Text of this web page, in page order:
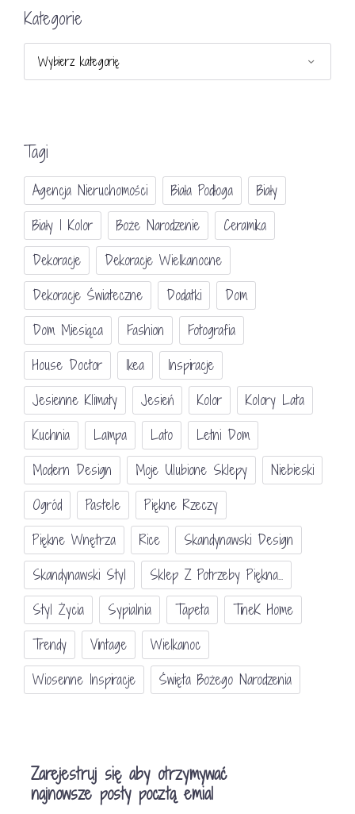
Kategorie
Tagi
Agencja Nieruchomości Biała Podłoga
Biały
Biały I Kolor
Boże Narodzenie
Ceramika
Dekoracje
Dekoracje Wielkanocne
Dekoracje Świateczne
Dodatki
Dom
Dom Miesiąca
Fashion
Fotografia
House Doctor
Ikea
Inspiracje
Jesienne Klimaty
Jesień Kolor
Kolory Lata
Kuchnia
Lampa Lato
Letni Dom
Modern Design
Moje Ulubione Sklepy
Niebieski
Ogród
Pastele
Piękne Rzeczy
Piękne Wnętrza
Rice
Skandynawski Design
Skandynawski Styl
Sklep Z Potrzeby Piękna...
Styl Życia
Sypialnia Tapeta
TineK Home
Trendy
Vintage
Wielkanoc
Wiosenne Inspiracje
Święta Bożego Narodzenia
Zarejestruj się aby otrzymywać
najnowsze posty pocztą emial